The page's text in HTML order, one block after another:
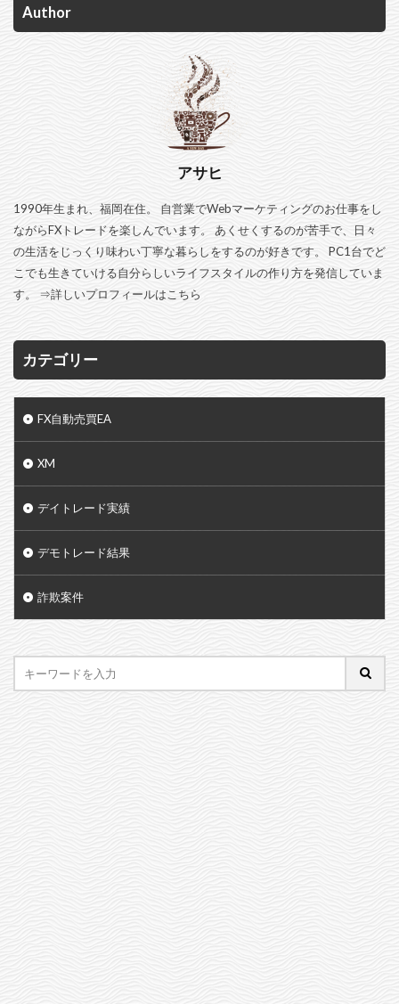
Author
アサヒ
1990年生まれ、福岡在住。 自営業でWebマーケティングのお仕事をし
ながらFXトレードを楽しんでいます。 あくせくするのが苦手で、日々
の生活をじっくり味わい丁寧な暮らしをするのが好きです。 PC1台でど
こでも生きていける自分らしいライフスタイルの作り方を発信していま
す。 ⇒詳しいプロフィールはこちら
カテゴリー
FX自動売買EA
XM
デイトレード実績
デモトレード結果
詐欺案件